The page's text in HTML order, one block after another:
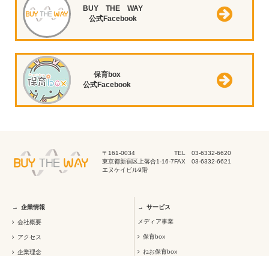
BUY THE WAY
公式Facebook
保育box
公式Facebook
〒161-0034
東京都新宿区上落合1-16-7
エヌケイビル9階
TEL 03-6332-6620
FAX 03-6332-6621
企業情報
会社概要
アクセス
企業理念
サービス
メディア事業
保育box
ねお保育box